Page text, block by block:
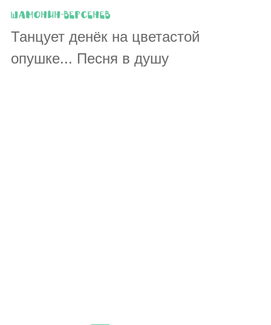
Шамонин-Версенев
Танцует денёк на цветастой
опушке... Песня в душу